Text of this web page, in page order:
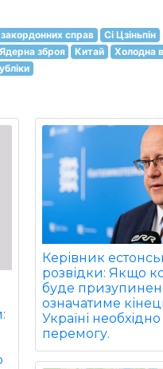
справ
Сі Цзіньпін
Ядерна зброя Китай
Холодна
Керівник
розвідки: Якщо
буде
означатиме
Україні
перемогу.